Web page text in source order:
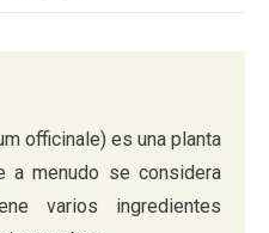
officinale) es una planta
a menudo se considera
varios ingredientes